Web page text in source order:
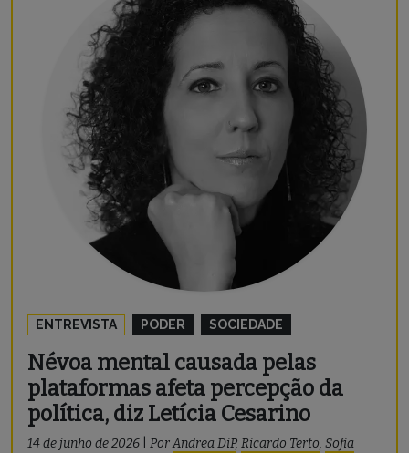
ENTREVISTA PODER SOCIEDADE
Névoa mental causada pelas
plataformas afeta percepção da
política, diz Letícia Cesarino
14 de junho de 2026 PorAndrea DiP, Ricardo Terto, Sofia